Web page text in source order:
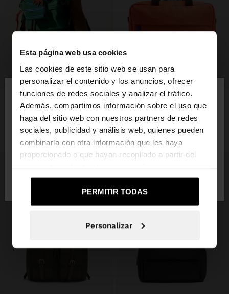
Esta página web usa cookies
Las cookies de este sitio web se usan para
personalizar el contenido y los anuncios, ofrecer
funciones de redes sociales y analizar el tráfico.
Además, compartimos información sobre el uso que
haga del sitio web con nuestros partners de redes
sociales, publicidad y análisis web, quienes pueden
combinarla con otra información que les haya
proporcionado o que hayan recopilado a partir del
PERMITIR TODAS
Personalizar
hola
Estás accediendo a la web de España. ¿Quieres ir a
la web de United States?
+
29,99 € 19,99 € 33%
+
New to sale
35,99 € 25,99 € 28%
+1